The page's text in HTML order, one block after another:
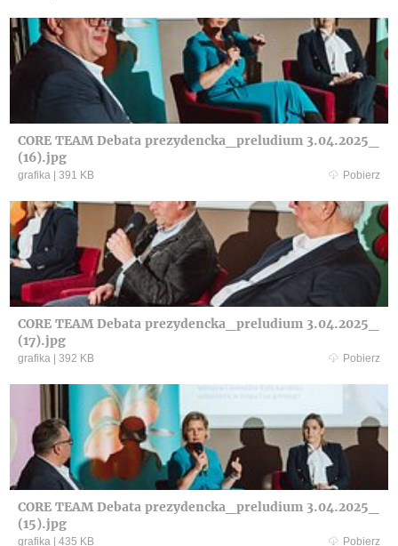
CORE TEAM Debata prezydencka_preludium 3.04.2025_
(16).jpg
grafika | 391 KB Pobierz
CORE TEAM Debata prezydencka_preludium 3.04.2025_
(17).jpg
grafika | 392 KB Pobierz
CORE TEAM Debata prezydencka_preludium 3.04.2025_
(15).jpg
grafika | 435 KB Pobierz